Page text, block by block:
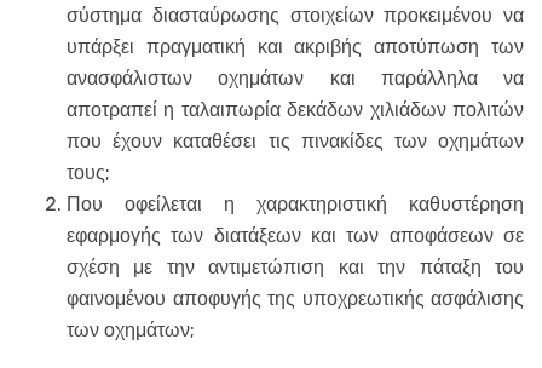
σύστημα διασταύρωσης στοιχείων προκειμένου να
υπάρξει πραγματική και ακριβής αποτύπωση των
ανασφάλιστων οχημάτων και παράλληλα να
αποτραπεί η ταλαιπωρία δεκάδων χιλιάδων πολιτών
που έχουν καταθέσει τις πινακίδες των οχημάτων
τους;
Που οφείλεται η χαρακτηριστική καθυστέρηση
εφαρμογής των διατάξεων και των αποφάσεων σε
σχέση με την αντιμετώπιση και την πάταξη του
φαινομένου αποφυγής της υποχρεωτικής ασφάλισης
των οχημάτων;